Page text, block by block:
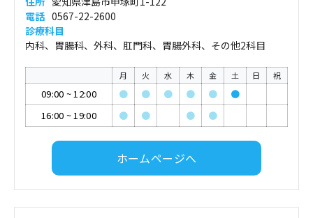
電話 0567-22-2600
診療科目
内科、胃腸科、外科、肛門科、胃腸外科、その他2科目
月 火 水 木 金 土 日 祝
09:00 ~12:00 ● ● ● ● ●
●
16:00 ~19:00 ● ● ● ●
ホームページへ